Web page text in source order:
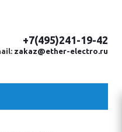
+7(495)241-19-42
zakaz@ether-electro.ru